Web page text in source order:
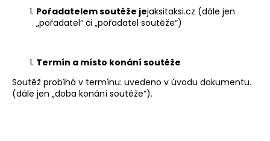
Pořadatelem soutěže jejaksitaksi.cz (dále jen
„pořadatel“ či „pořadatel soutěže“)
Termín a místo konání soutěže
Soutěž probíhá v termínu: uvedeno v úvodu dokumentu.
(dále jen „doba konání soutěže“).
HLEDAT